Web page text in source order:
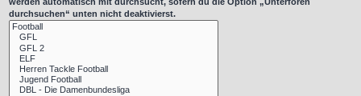
durchsuchen“ unten nicht deaktivierst.